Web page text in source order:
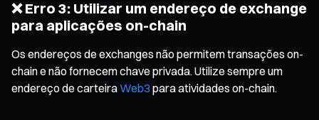
❌ Erro 3: Utilizar um endereço de exchange
para aplicações on-chain
Os endereços de exchanges não permitem transações on-
chain e não fornecem chave privada. Utilize sempre um
endereço de carteiraWeb3 para atividades on-chain.